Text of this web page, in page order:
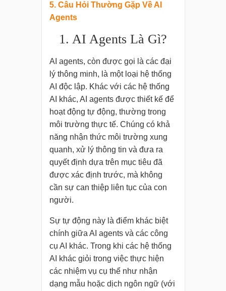
5. Câu Hỏi Thường Gặp Về AI
Agents
1. AI Agents Là Gì?
AI agents, còn được gọi là các đại
lý thông minh, là một loại hệ thống
AI độc lập. Khác với các hệ thống
AI khác, AI agents được thiết kế để
hoạt động tự động, thường trong
môi trường thực tế. Chúng có khả
năng nhận thức môi trường xung
quanh, xử lý thông tin và đưa ra
quyết định dựa trên mục tiêu đã
được xác định trước, mà không
cần sự can thiệp liên tục của con
người.
Sự tự động này là điểm khác biệt
chính giữa AI agents và các công
cụ AI khác. Trong khi các hệ thống
AI khác giỏi trong việc thực hiện
các nhiệm vụ cụ thể như nhận
dạng mẫu hoặc dịch ngôn ngữ (với